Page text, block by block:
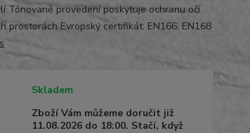
Tónované provedení poskytuje ochranu očí
prostorách Evropský certifikát: EN166, EN168
Skladem
Zboží Vám můžeme doručit již
11.08.2026 do 18:00. Stačí, když